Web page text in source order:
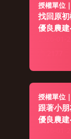
授權單位
找回原
優良農建
授權單位
跟著小
優良農建